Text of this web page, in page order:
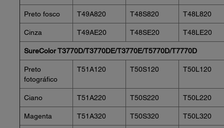
Preto fosco T49A820 T48S820 T48L820
Cinza T49AE20 T48SE20 T48LE20
SureColor T3770D/T3770DE/T3770E/T5770D/T7770D
Preto
fotográfico
T51A120 T50S120 T50L120
Ciano T51A220 T50S220 T50L220
Magenta T51A320 T50S320 T50L320